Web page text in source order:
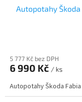
Autopotahy Škoda
5 777 Kč bez DPH
6 990 Kč / ks
Autopotahy Škoda Fabia